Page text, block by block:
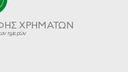
ΧΡΗΜΑΤΩΝ
ημερών